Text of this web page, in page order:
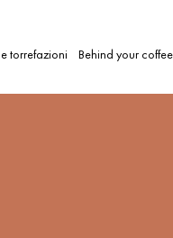
torrefazioni Behind your coffee